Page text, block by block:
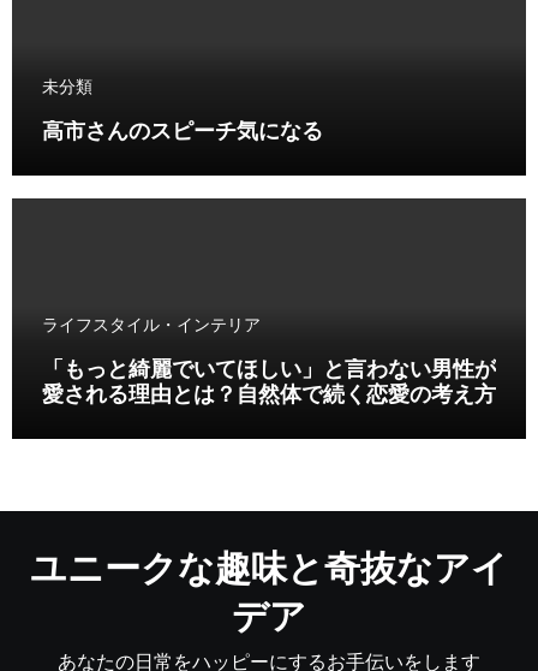
未分類
高市さんのスピーチ気になる
ライフスタイル・インテリア
「もっと綺麗でいてほしい」と言わない男性が
愛される理由とは？自然体で続く恋愛の考え方
ユニークな趣味と奇抜なアイ
デア
あなたの日常をハッピーにするお手伝いをします